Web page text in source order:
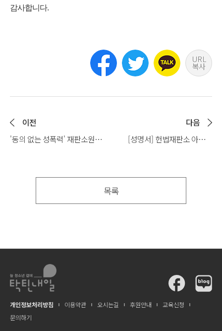
감사합니다.
URL
복사
이전
'동의 없는 성폭력' 재판소원
다음
[성명서] 헌법재판소 아청법
목록
개인정보처리방침 이용약관 오시는길 후원안내
교육신청
문의하기